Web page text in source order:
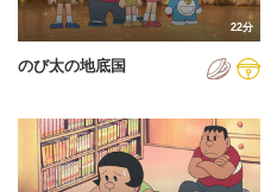
22分
のび太の地底国